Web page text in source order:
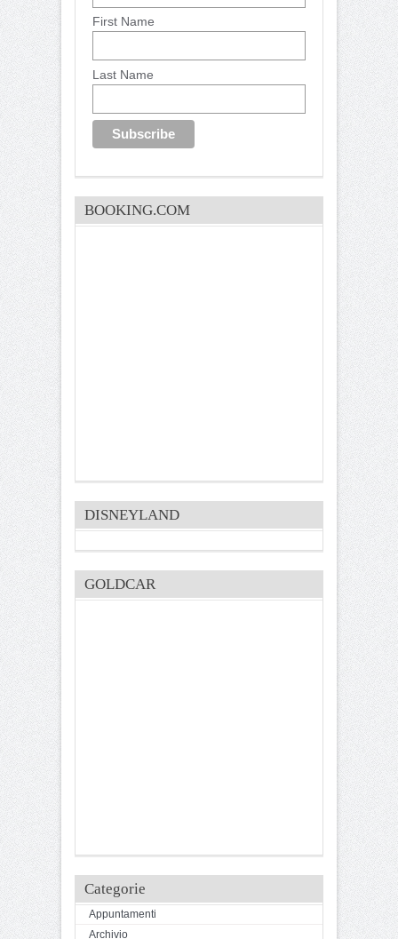
First Name
Last Name
BOOKING.COM
DISNEYLAND
GOLDCAR
Categorie
Appuntamenti
Archivio